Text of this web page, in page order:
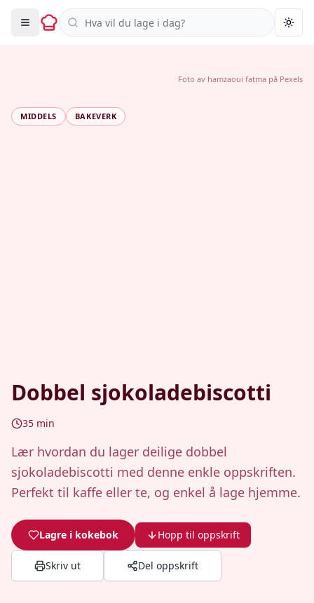
Søk i oppskrifter
MIDDELS BAKEVERK
Dobbel sjokoladebiscotti
35 min
Lær hvordan du lager deilige dobbel
sjokoladebiscotti med denne enkle oppskriften.
Perfekt til kaffe eller te, og enkel å lage hjemme.
Lagre i kokebok Hopp til oppskrift
Skriv ut Del oppskrift
Foto av hamzaoui fatma på Pexels